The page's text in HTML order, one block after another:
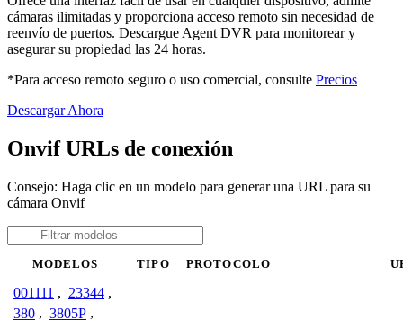
cámaras ilimitadas y proporciona acceso remoto sin necesidad de
reenvío de puertos. Descargue Agent DVR para monitorear y
asegurar su propiedad las 24 horas.
*Para acceso remoto seguro o uso comercial, consulte Precios
Descargar Ahora
Onvif URLs de conexión
Consejo: Haga clic en un modelo para generar una URL para su
cámara Onvif
MODELOS TIPO PROTOCOLO
001111 , 23344 ,
380 , 3805P ,